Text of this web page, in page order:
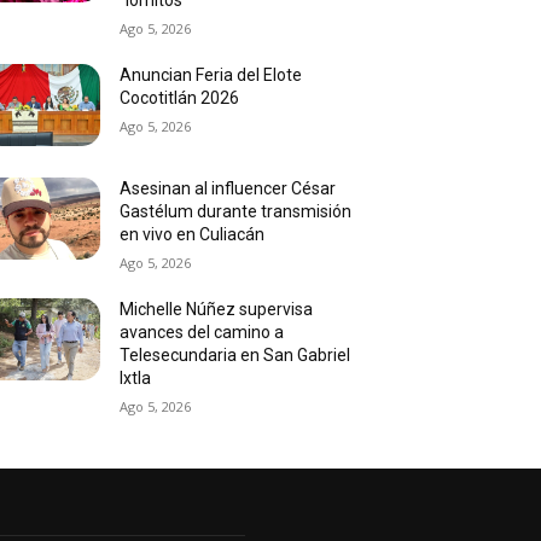
Ago 5, 2026
Anuncian Feria del Elote
Cocotitlán 2026
Ago 5, 2026
Asesinan al influencer César
Gastélum durante transmisión
en vivo en Culiacán
Ago 5, 2026
Michelle Núñez supervisa
avances del camino a
Telesecundaria en San Gabriel
Ixtla
Ago 5, 2026